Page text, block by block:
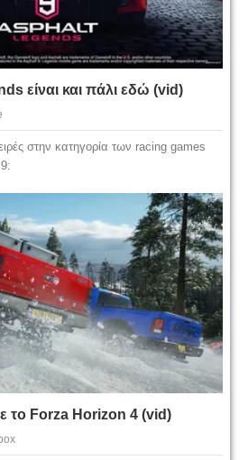
είναι και πάλι εδώ (vid)
στην κατηγορία των racing games
το Forza Horizon 4 (vid)